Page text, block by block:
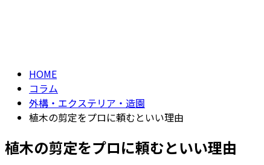
HOME
コラム
外構・エクステリア・造園
植木の剪定をプロに頼むといい理由
植木の剪定をプロに頼むといい理由